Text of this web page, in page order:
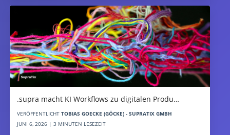
.supra macht KI Workflows zu digitalen Produ…
VERÖFFENTLICHT TOBIAS GOECKE (GÖCKE) - SUPRATIX GMBH
JUNI 6, 2026 | 3 MINUTEN LESEZEIT